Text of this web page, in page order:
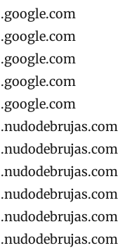
.google.com
.google.com
.google.com
.google.com
.google.com
.nudodebrujas.com
.nudodebrujas.com
.nudodebrujas.com
.nudodebrujas.com
.nudodebrujas.com
.nudodebrujas.com